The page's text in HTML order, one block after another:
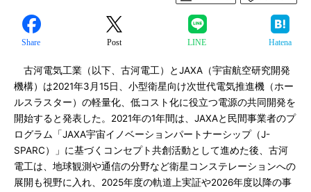
Share Post LINE Hatena
古河電気工業（以下、古河電工）とJAXA（宇宙航空研究開発
機構）は2021年3月15日、小型衛星向け次世代電気推進機（ホー
ルスラスター）の軽量化、低コスト化に役立つ電源の共同開発を
開始すると発表した。2021年の1年間は、JAXAと民間事業者のプ
ログラム「JAXA宇宙イノベーションパートナーシップ（J-
SPARC）」に基づくコンセプト共創活動として進めた後、古河
電工は、地球観測や通信の分野など衛星コンステレーションへの
展開も視野に入れ、2025年度の軌道上実証や2026年度以降の事